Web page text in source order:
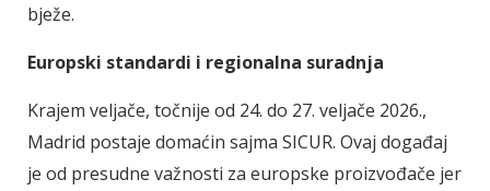
bježe.
Europski standardi i regionalna suradnja
Krajem veljače, točnije od 24. do 27. veljače 2026.,
Madrid postaje domaćin sajma SICUR. Ovaj događaj
je od presudne važnosti za europske proizvođače jer